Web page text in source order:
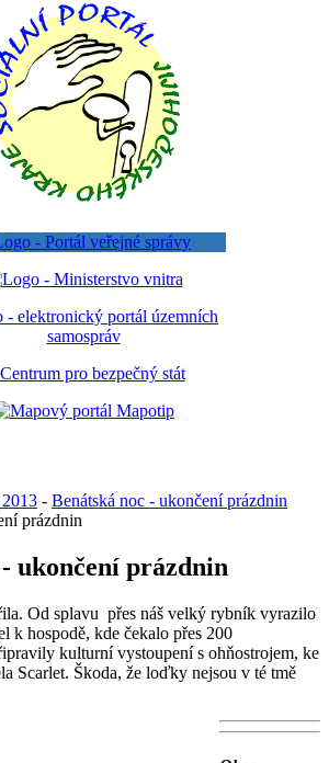
- Benátská noc - ukončení prázdnin
prázdnin
ukončení prázdnin
Od splavu přes náš velký rybník vyrazilo
k hospodě, kde čekalo přes 200
kulturní vystoupení s ohňostrojem, ke
Scarlet. Škoda, že loďky nejsou v té tmě